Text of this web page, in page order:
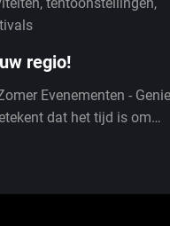
regio!
Evenementen -
dat het tijd is om…